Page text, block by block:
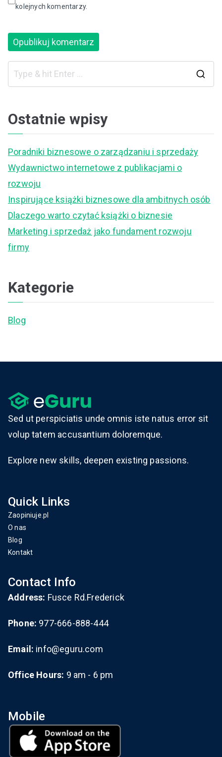
kolejnych komentarzy.
Ostatnie wpisy
Poradniki biznesowe o zarządzaniu i sprzedaży
Wydawnictwo internetowe z publikacjami o
rozwoju
Inspirujące książki biznesowe dla ambitnych osób
Dlaczego warto czytać książki o biznesie
Marketing i sprzedaż jako fundament rozwoju
firmy
Kategorie
Blog
Sed ut perspiciatis unde omnis iste natus error sit
volup tatem accusantium doloremque.
Explore new skills, deepen existing passions.
Quick Links
Zaopiniuje.pl
O nas
Blog
Kontakt
Contact Info
Address: Fusce Rd.Frederick
Phone: 977-666-888-444
Email: info@eguru.com
Office Hours: 9 am - 6 pm
Mobile